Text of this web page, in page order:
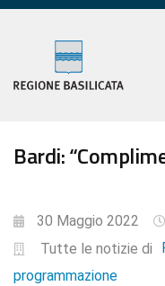
Bardi:
30 Maggio 2022
Tutte le notizie di
programmazione